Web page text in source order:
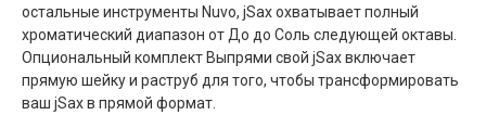
остальные инструменты Nuvo, jSax охватывает полный
хроматический диапазон от До до Соль следующей октавы.
Опциональный комплект Выпрями свой jSax включает
прямую шейку и раструб для того, чтобы трансформировать
ваш jSax в прямой формат.